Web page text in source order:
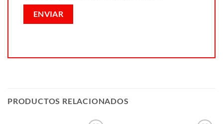
PRODUCTOS RELACIONADOS